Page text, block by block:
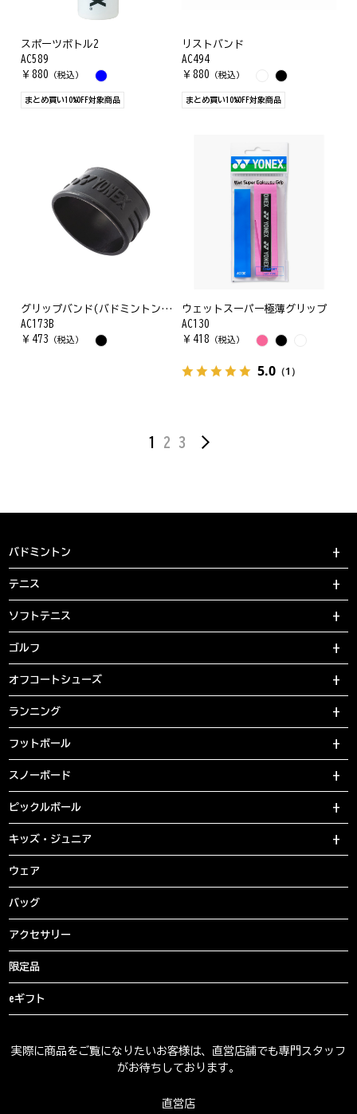
スポーツボトル2
AC589
￥ 880 （税込）
まとめ買い10%OFF対象商品
リストバンド
AC494
￥ 880 （税込）
まとめ買い10%OFF対象商品
グリップバンド(バドミントン用)
AC173B
￥ 473 （税込）
ウェットスーパー極薄グリップ
AC130
￥ 418 （税込）
5.0（1）
1 2 3
バドミントン
テニス
ソフトテニス
ゴルフ
オフコートシューズ
ランニング
フットボール
スノーボード
ピックルボール
キッズ・ジュニア
ウェア
バッグ
アクセサリー
限定品
eギフト
実際に商品をご覧になりたいお客様は、直営店舗でも専門スタッフ
がお待ちしております。
直営店